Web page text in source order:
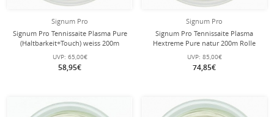
Signum Pro
Signum Pro Tennissaite Plasma Pure
(Haltbarkeit+Touch) weiss 200m
Rolle
UVP: 65,00€
58,95€
Signum Pro
Signum Pro Tennissaite Plasma
Hextreme Pure natur 200m Rolle
UVP: 85,00€
74,85€